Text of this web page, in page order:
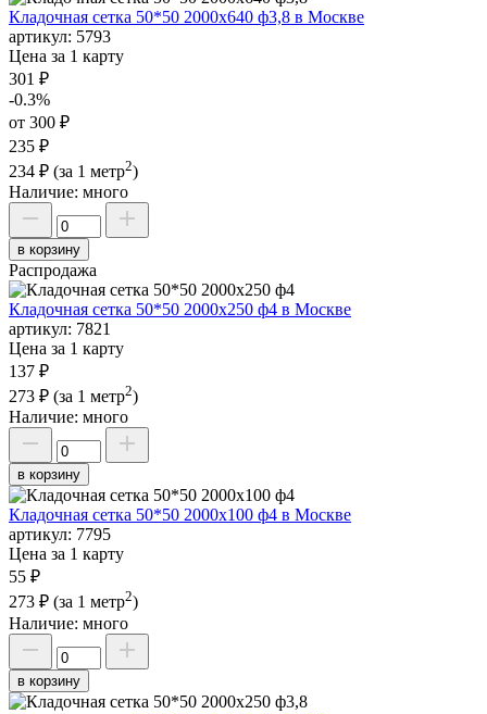
Кладочная сетка 50*50 2000х640 ф3,8 в Москве
артикул: 5793
Цена за 1 карту
301 ₽
-0.3%
от 300 ₽
235 ₽
234 ₽ (за 1 метр2)
Наличие: много
в корзину
Распродажа
Кладочная сетка 50*50 2000х250 ф4 в Москве
артикул: 7821
Цена за 1 карту
137 ₽
273 ₽ (за 1 метр2)
Наличие: много
в корзину
Кладочная сетка 50*50 2000х100 ф4 в Москве
артикул: 7795
Цена за 1 карту
55 ₽
273 ₽ (за 1 метр2)
Наличие: много
в корзину